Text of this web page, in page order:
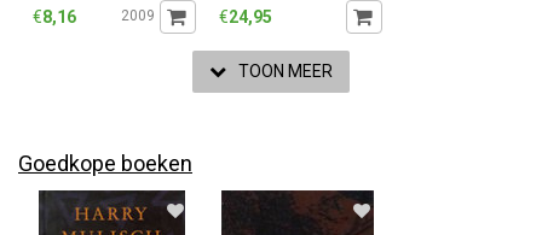
€8,16 2009 €24,95
TOON MEER
Goedkope boeken